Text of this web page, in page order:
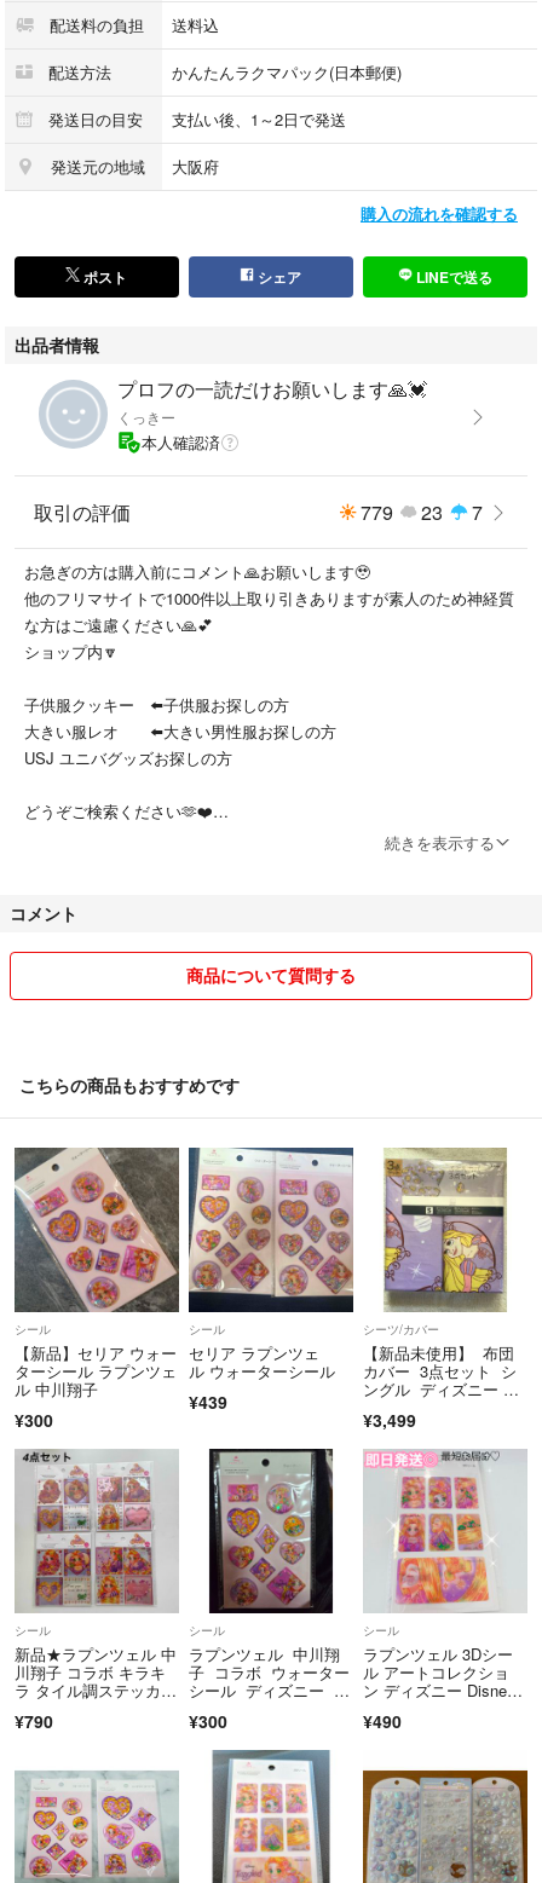
配送料の負担 送料込
配送方法 かんたんラクマパック(日本郵便)
発送日の目安 支払い後、1～2日で発送
発送元の地域 大阪府
購入の流れを確認する
ポスト シェア LINEで送る
出品者情報
プロフの一読だけお願いします🙏💓
くっきー
本人確認済
取引の評価 779 23 7
お急ぎの方は購入前にコメント🙏お願いします🥹
他のフリマサイトで1000件以上取り引きありますが素人のため神経質
な方はご遠慮ください🙏💕
ショップ内🔽
子供服クッキー ⬅️子供服お探しの方
大きい服レオ ⬅️大きい男性服お探しの方
USJ ユニバグッズお探しの方
どうぞご検索ください🫶❤️
●購入専門の方は必ずコメントください●ない場合承認しません
🥲お値引き🥲
げできますか？の質問は返事は致しかねます😅🎈常識の範囲内で値段
提示してくださった方のみ相談します😌❤️
◯包装は簡易包装です。プチプチなど希望の方は別途料金。
💓何かありましたら評価前に連絡ください。評価で連絡されてもなにも
対応できません💓悪いの人は全部評価での連絡😵‍💫
私素人です。完璧な価値観ぶつけないでください。
◯購入後こちらからのご挨拶は控えさせていただいております。
●悪いの評価をつけられた方は全部評価での連絡で何も対応できません
でした。なぜ取引ページで事前にお伝えいただけないのでしょうか😭
素人の趣味故至らないことばかりだと思いますがどうかご容赦くださ
い。くりかえしますが何かご希望、ご不満ありましたら評価前にお伝え
ください。評価後評価で文句を伝えられましても返金含め対応いたしか
ねます。悪い、普通の評価の方は皆さま全てお取引終わった後に評価で
の報告のためこちらとしても対応できませんでした。
⭐️追加⭐️2025.12月
これだけ記載したにも関わらず！お値下げ対応した方から評価で普通2
連続いただきました🤣もう値下げしません🥺
●最後になりましたがプロフをご理解いただけました方
→ゆっくりで大丈夫です！とコメントいただけましたらお値段50円引
きさせてもらいます●
最初はこんな記載してませんでしたがとっても怖い、失礼な人に出会い
びっくりしてしまい評価での悪口、、疲れました沢山失礼しました🥹読
続きを表示する
コメント
商品について質問する
こちらの商品もおすすめです
シール
【新品】セリア ウォー
ターシール ラプンツェ
ル 中川翔子
¥300
シール
セリア ラプンツェ
ル ウォーターシール
¥439
シーツ/カバー
【新品未使用】 布団
カバー 3点セット シ
ングル ディズニー ラ
¥3,499
シール
新品★ラプンツェル 中
川翔子 コラボ キラキ
ラ タイル調ステッカ
¥790
シール
ラプンツェル 中川翔
子 コラボ ウォーター
シール ディズニー Di
¥300
シール
ラプンツェル 3Dシー
ル アートコレクショ
ン ディズニー Disne
¥490